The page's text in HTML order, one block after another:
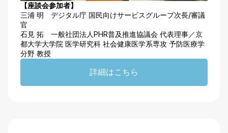
【座談会参加者】
三浦 明 デジタル庁 国民向けサービスグループ次長/審議
官
石見 拓 一般社団法人PHR普及推進協議会 代表理事／京
都大学大学院 医学研究科 社会健康医学系専攻 予防医療学
分野 教授
詳細はこちら